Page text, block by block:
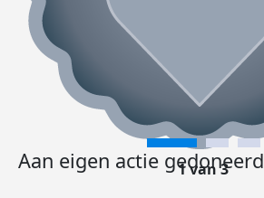
Aan eigen actie gedoneerd
1 van 3